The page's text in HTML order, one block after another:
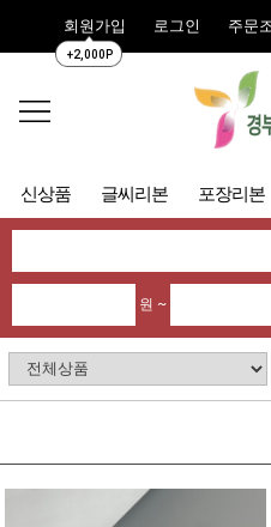
회원가입
+2,000P
로그인 주문
신상품 글씨리본 포장리본
원 ~